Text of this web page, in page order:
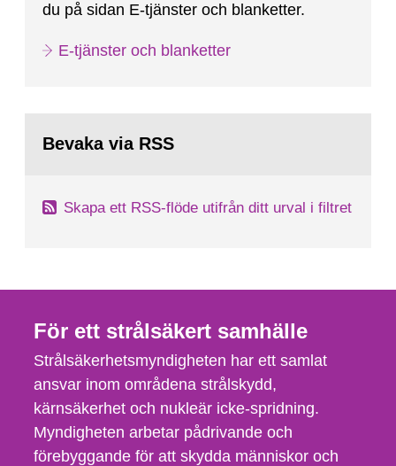
du på sidan E-tjänster och blanketter.
E-tjänster och blanketter
Bevaka via RSS
Skapa ett RSS-flöde utifrån ditt urval i filtret
För ett strålsäkert samhälle
Strålsäkerhetsmyndigheten har ett samlat
ansvar inom områdena strålskydd,
kärnsäkerhet och nukleär icke-spridning.
Myndigheten arbetar pådrivande och
förebyggande för att skydda människor och